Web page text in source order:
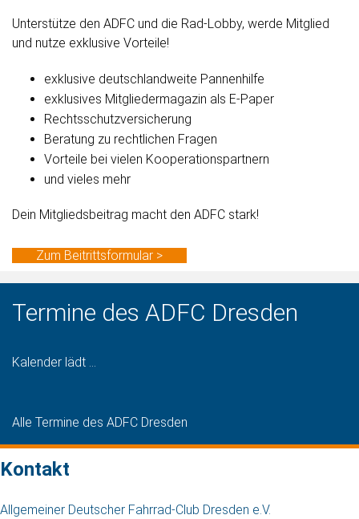
Unterstütze den ADFC und die Rad-Lobby, werde Mitglied
und nutze exklusive Vorteile!
exklusive deutschlandweite Pannenhilfe
exklusives Mitgliedermagazin als E-Paper
Rechtsschutzversicherung
Beratung zu rechtlichen Fragen
Vorteile bei vielen Kooperationspartnern
und vieles mehr
Dein Mitgliedsbeitrag macht den ADFC stark!
Zum Beitrittsformular >
Termine des ADFC Dresden
Kalender lädt ...
Alle Termine des ADFC Dresden
Kontakt
Allgemeiner Deutscher Fahrrad-Club Dresden e.V.